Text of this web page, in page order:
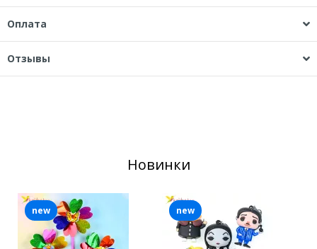
Оплата
Отзывы
Новинки
new new